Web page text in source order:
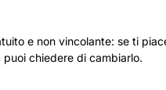
e non vincolante: se ti
chiedere di cambiarlo.